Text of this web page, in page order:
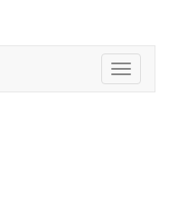
Toggle